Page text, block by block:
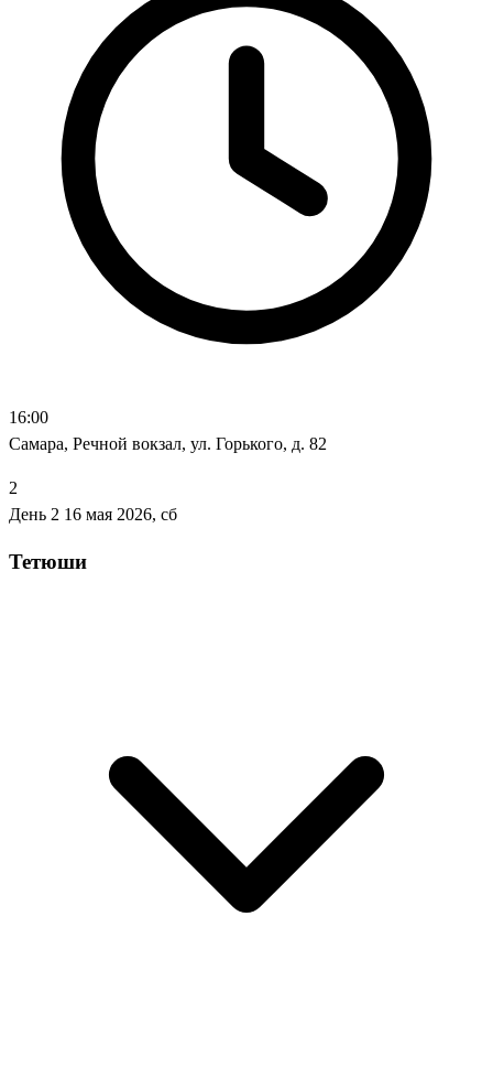
16:00
Самара, Речной вокзал, ул. Горького, д. 82
2
День 2 16 мая 2026, сб
Тетюши